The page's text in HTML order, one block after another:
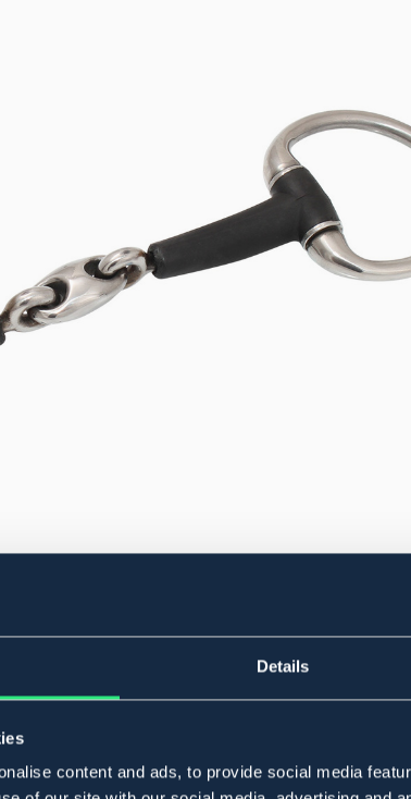
Details
content and ads, to provide social media